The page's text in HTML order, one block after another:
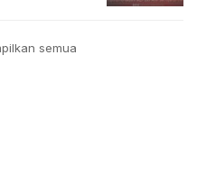
semua